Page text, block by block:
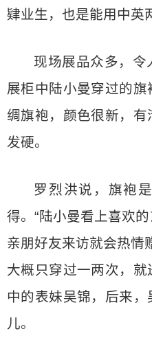
肄业生，也是能用中英
现场展品众多，令
展柜中陆小曼穿过的
绸旗袍，颜色很新，
发硬。
罗烈洪说，旗袍
得。“陆小曼看上喜欢
亲朋好友来访就会热情
大概只穿过一两次，
中的表妹吴锦，后来
儿。